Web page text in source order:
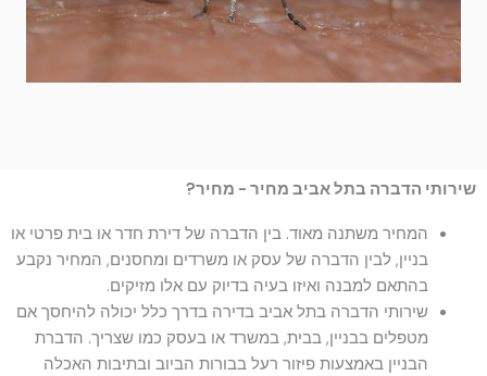
שירותי הדברה בתל אביב מחיר - מחיר?
המחיר משתנה מאוד. בין הדברה של דירת חדר או בית פרטי או
בניין, לבין הדברה של עסק או משרדים ומחסנים, המחיר נקבע
בהתאם למבנה ואיזו בעיה בדיוק עם אלו מזיקים.
שירותי הדברה בתל אביב בדירה בדרך כלל יכולה להיחסך אם
מטפלים בבניין, בבית, במשרד או בעסק כמו שצריך. הדברת
הבניין באמצעות פיזור רעל בבורות הביוב ובתיבות האכלה